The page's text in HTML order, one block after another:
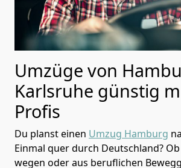
Umzüge von
Karlsruhe günstig
Profis
Du planst einen Umzug Hamburg
Einmal quer durch Deutschland?
wegen oder aus beruflichen